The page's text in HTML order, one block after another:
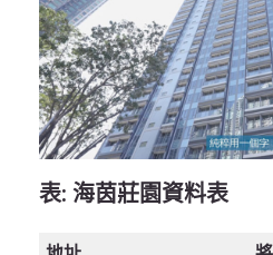
表: 海茵莊園資料表